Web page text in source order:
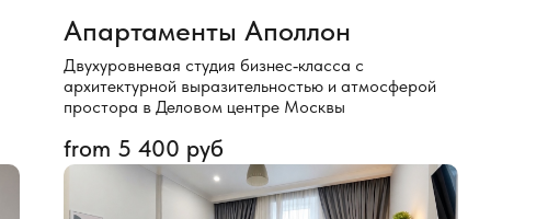
Апартаменты Аполлон
Двухуровневая студия бизнес‑класса с
архитектурной выразительностью и атмосферой
простора в Деловом центре Москвы
from 5 400 руб